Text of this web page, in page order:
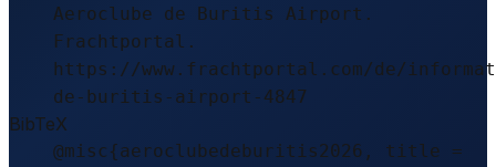
Aeroclube de Buritis Airport.
Frachtportal.
https://www.frachtportal.com/de/
de-buritis-airport-4847
BibTeX
@misc{aeroclubedeburitis2026, title =